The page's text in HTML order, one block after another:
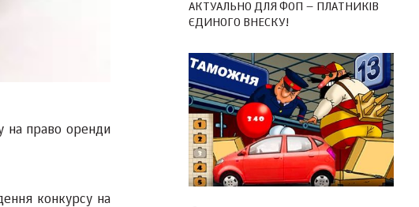
на право оренди
конкурсу на
АКТУАЛЬНО ДЛЯ ФОП – ПЛАТНИКІВ
ЄДИНОГО ВНЕСКУ!